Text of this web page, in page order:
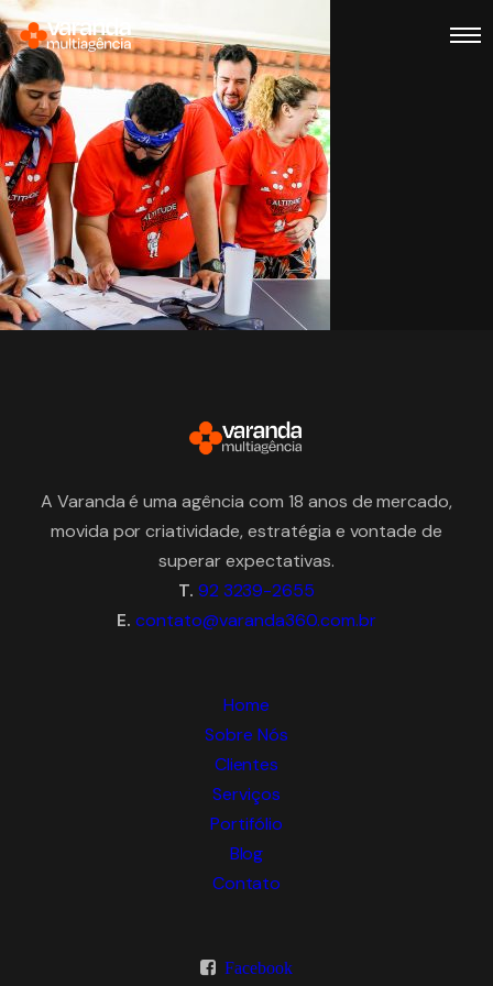
A Varanda é uma agência com 18 anos de mercado,
movida por criatividade, estratégia e vontade de
superar expectativas.
T. 92 3239-2655
E. contato@varanda360.com.br
Home
Sobre Nós
Clientes
Serviços
Portifólio
Blog
Contato
Facebook